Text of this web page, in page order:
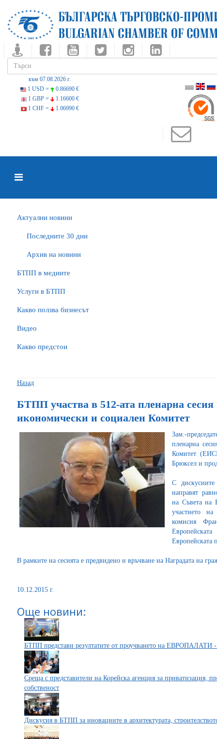
към 07.08.2026 г.
1 USD =
0.86690 €
1 GBP =
1.16600 €
1 CHF =
1.06990 €
Актуални новини
Последните 30 дни
Архив на новини
БTПП в медиите
Услуги в БТПП
Какво ползва бизнесът
Видео
Какво предстои
Назад
БТПП участва в 512-ата пленарна
икономически и социален Комитет
Зам.-
пленарна
Комитет
Брюксел и
С
направят
на Съвета на
участието
комисия
Европейската
В рамките на сесията е предвидено и връчване на Наградата на
10.12.2015 г.
Още новини:
БТПП представи резултатите от проучването на ЕВРОПАЛАТИ -
Среща с представители на Корейска агенция за приватизация,
собственост
Дискусия в БТПП за иновациите в архитектурата,